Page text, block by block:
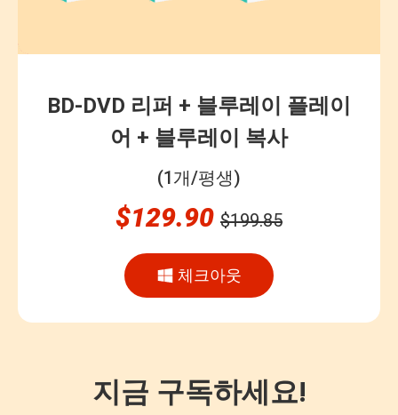
BD-DVD 리퍼 + 블루레이 플레이
어 + 블루레이 복사
(1개/평생)
$129.90 $199.85
체크아웃
지금 구독하세요!